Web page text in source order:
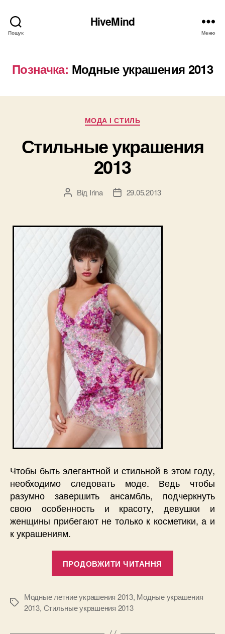
Пошук
HiveMind
Меню
Позначка: Модные украшения 2013
Категорії
МОДА І СТИЛЬ
Стильные украшения
2013
Автор
Від Irina
Дата29.05.2013
Чтобы быть элегантной и стильной в этом году,
необходимо следовать моде. Ведь чтобы
разумно завершить ансамбль, подчеркнуть
свою особенность и красоту, девушки и
женщины прибегают не только к косметики, а и
к украшениям.
ПРОДОВЖИТИ ЧИТАННЯ
Позначки
Модные летние украшения 2013, Модные украшения
2013, Стильные украшения 2013